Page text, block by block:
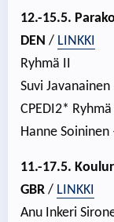
12.-15.5.
DEN / LINKKI
Ryhmä II
Suvi
CPEDI2*
Hanne Soininen
11.-17.5.
GBR / LINKKI
Anu Inkeri